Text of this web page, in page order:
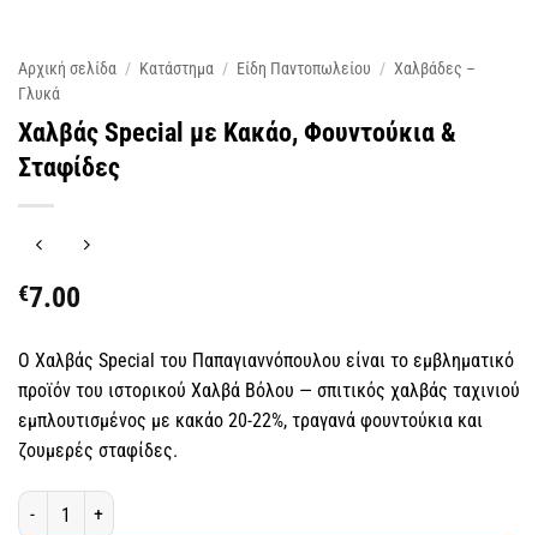
Αρχική σελίδα / Κατάστημα / Είδη Παντοπωλείου / Χαλβάδες –
Γλυκά
Χαλβάς Special με Κακάο, Φουντούκια &
Σταφίδες
€7.00
Ο Χαλβάς Special του Παπαγιαννόπουλου είναι το εμβληματικό
προϊόν του ιστορικού Χαλβά Βόλου — σπιτικός χαλβάς ταχινιού
εμπλουτισμένος με κακάο 20-22%, τραγανά φουντούκια και
ζουμερές σταφίδες.
Χαλβάς Special με Κακάο, Φουντούκια & Σταφίδες ποσότητα